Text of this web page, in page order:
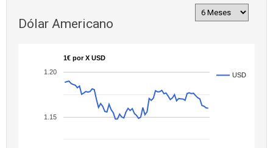
Dólar Americano
1€ por X USD
USD
1.15
1.20